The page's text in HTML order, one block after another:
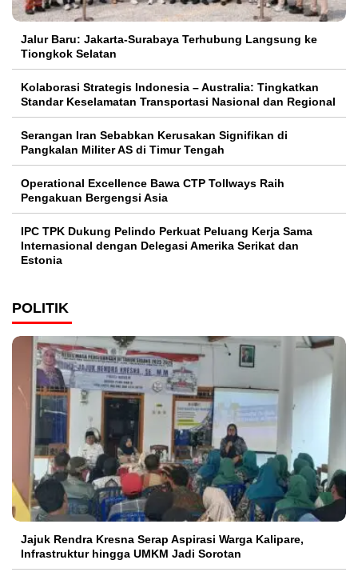
Jalur Baru: Jakarta-Surabaya Terhubung Langsung ke
Tiongkok Selatan
Kolaborasi Strategis Indonesia – Australia: Tingkatkan
Standar Keselamatan Transportasi Nasional dan Regional
Serangan Iran Sebabkan Kerusakan Signifikan di
Pangkalan Militer AS di Timur Tengah
Operational Excellence Bawa CTP Tollways Raih
Pengakuan Bergengsi Asia
IPC TPK Dukung Pelindo Perkuat Peluang Kerja Sama
Internasional dengan Delegasi Amerika Serikat dan
Estonia
POLITIK
Jajuk Rendra Kresna Serap Aspirasi Warga Kalipare,
Infrastruktur hingga UMKM Jadi Sorotan